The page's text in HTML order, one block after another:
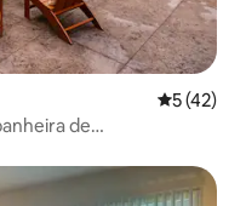
5 de uma
5 (42)
de